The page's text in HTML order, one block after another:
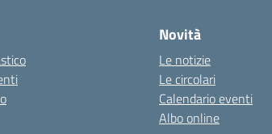
Novità
Le notizie
Le circolari
Calendario eventi
Albo online